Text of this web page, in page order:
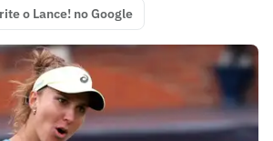
o Lance! no Google